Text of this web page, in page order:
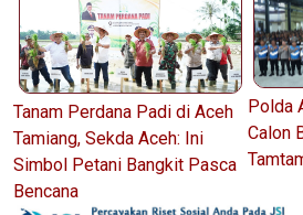
Tanam Perdana Padi di Aceh
Tamiang, Sekda Aceh: Ini
Simbol Petani Bangkit Pasca
Bencana
Polda
Calon